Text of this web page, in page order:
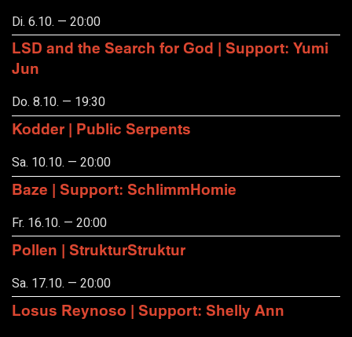
Di. 6.10. — 20:00
LSD and the Search for God | Support: Yumi
Jun
Do. 8.10. — 19:30
Kodder | Public Serpents
Sa. 10.10. — 20:00
Baze | Support: SchlimmHomie
Fr. 16.10. — 20:00
Pollen | StrukturStruktur
Sa. 17.10. — 20:00
Losus Reynoso | Support: Shelly Ann